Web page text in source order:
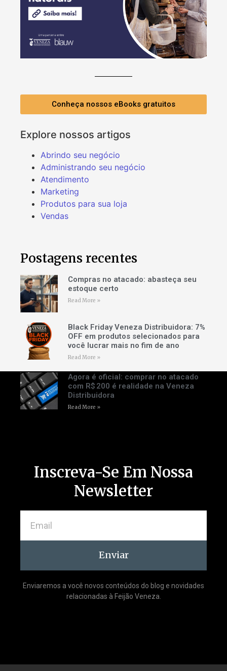
Conheça nossos eBooks gratuitos
Explore nossos artigos
Abrindo seu negócio
Administrando seu negócio
Atendimento
Marketing
Produtos para sua loja
Vendas
Postagens recentes
Compras no atacado: abasteça seu
estoque certo
Read More »
Black Friday Veneza Distribuidora: 7%
OFF em produtos selecionados para
você lucrar mais no fim de ano
Read More »
Agora é oficial: comprar no atacado
com R$ 200 é realidade na Veneza
Distribuidora
Read More »
Inscreva-Se Em Nossa
Newsletter
Enviar
Enviaremos a você novos conteúdos do blog e novidades
relacionadas à Feijão Veneza.